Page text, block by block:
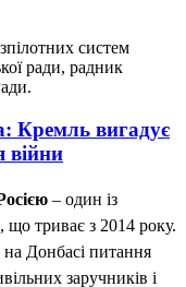
систем
ради, радник
Кремль вигадує
війни
– один із
що триває з 2014 року.
Донбасі питання
заручників і